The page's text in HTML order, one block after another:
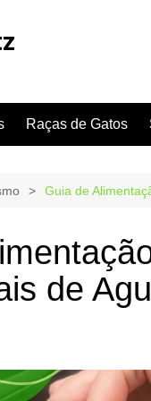
Raças de Gatos
Guia de
de